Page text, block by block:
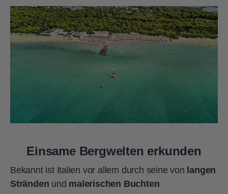
Einsame Bergwelten erkunden
Bekannt ist Italien vor allem durch seine von langen
Stränden und malerischen Buchten